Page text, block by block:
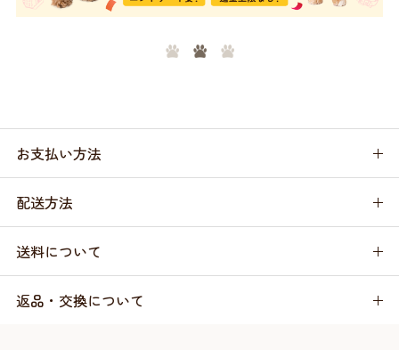
お支払い方法
配送方法
送料について
返品・交換について